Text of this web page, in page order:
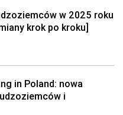
w 2025 roku
krok po kroku]
in Poland: nowa
i